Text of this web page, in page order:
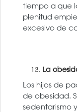
tiempo a que
plenitud
excesivo de
La
Los hijos de
de obesidad.
sedentarismo